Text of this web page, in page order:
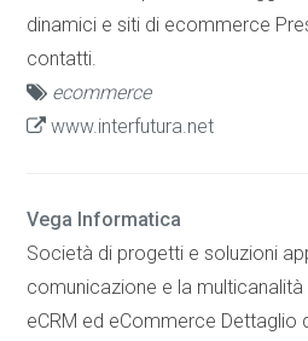
dinamici e siti di ecommerce
contatti.
ecommerce
www.interfutura.net
Vega Informatica
Società di progetti e soluzioni
comunicazione e la
eCRM ed eCommerce Dettaglio